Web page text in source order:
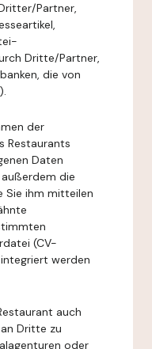
Partner,
Dritte/Partner,
die von
der
Restaurants
Daten
die
Sie ihm mitteilen
(CV-
werden
auch
Dritte zu
oder